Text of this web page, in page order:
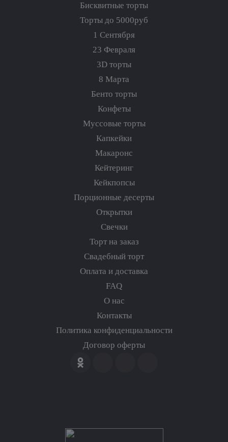
Бисквитные торты
Торты до 5000руб
1 Сентября
23 Февраля
3D торты
8 Марта
Бенто торты
Конфеты
Муссовые торты
Капкейки
Макаронс
Кейтеринг
Кейкпопсы
Порционные десерты
Открытки
Свечки
Торт на заказ
Свадебный торт
Оплата и доставка
FAQ
О нас
Контакты
Политика конфиденциальности
Договор оферты